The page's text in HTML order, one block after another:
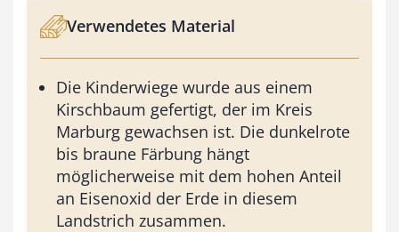
Verwendetes Material
Die Kinderwiege wurde aus einem
Kirschbaum gefertigt, der im Kreis
Marburg gewachsen ist. Die dunkelrote
bis braune Färbung hängt
möglicherweise mit dem hohen Anteil
an Eisenoxid der Erde in diesem
Landstrich zusammen.